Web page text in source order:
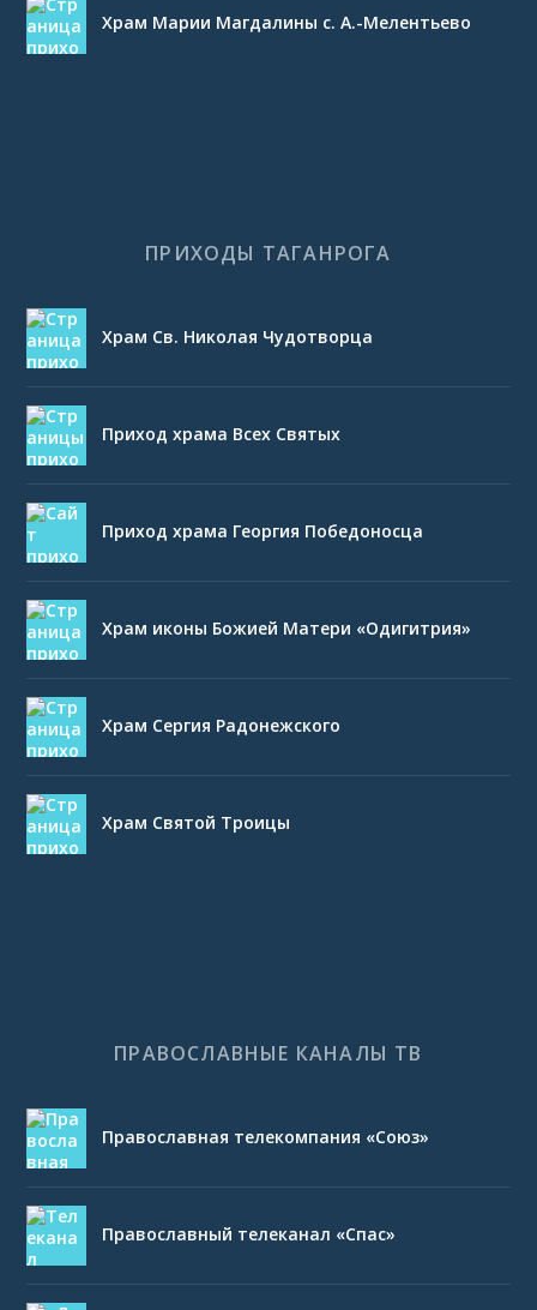
Храм Марии Магдалины с. А.-Мелентьево
ПРИХОДЫ ТАГАНРОГА
Храм Св. Николая Чудотворца
Приход храма Всех Святых
Приход храма Георгия Победоносца
Храм иконы Божией Матери «Одигитрия»
Храм Сергия Радонежского
Храм Святой Троицы
ПРАВОСЛАВНЫЕ КАНАЛЫ ТВ
Православная телекомпания «Союз»
Православный телеканал «Спас»